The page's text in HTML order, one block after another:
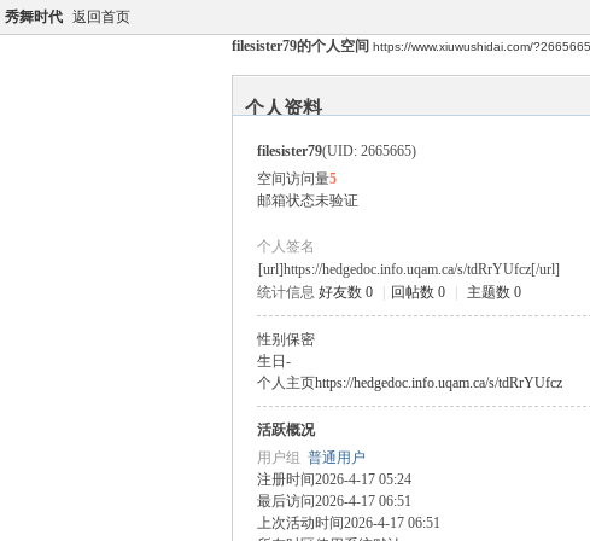
秀舞时代 返回首页
filesister79的个人空间 https://www.xiuwushidai.com/?2665665
个人资料
filesister79(UID: 2665665)
空间访问量5
邮箱状态未验证
个人签名
[url]https://hedgedoc.info.uqam.ca/s/tdRrYUfcz[/url]
统计信息 好友数 0 回帖数 0 主题数 0
性别 保密
生日 -
个人主页https://hedgedoc.info.uqam.ca/s/tdRrYUfcz
活跃概况
用户组 普通用户
注册时间2026-4-17 05:24
最后访问2026-4-17 06:51
上次活动时间2026-4-17 06:51